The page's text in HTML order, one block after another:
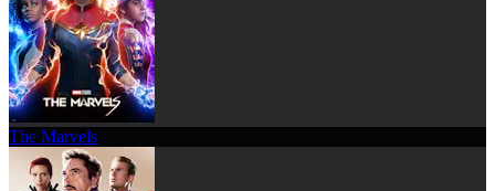
The Marvels